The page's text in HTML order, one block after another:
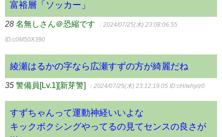
富裕層「ソッカー」
28 名無しさん＠恐縮です ：2024/07/25(木) 23:08:06.55
ID:c0M50X390
綾瀬はるかの字なら広瀬すずの方が綺麗だね
35 警備員[Lv.1][新芽警] ：2024/07/25(木) 23:12:19.05 ID:cH/why/z0
すずちゃんって運動神経いいよな
キックボクシングやってるの見てセンスの良さが